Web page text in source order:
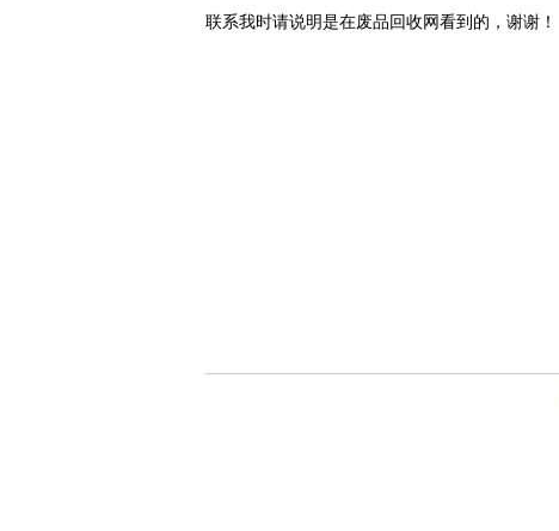
联系我时请说明是在废品回收网看到的，谢谢！